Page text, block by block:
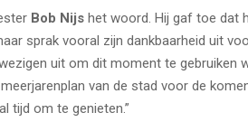
Bob Nijs het woord. Hij gaf toe dat
sprak vooral zijn dankbaarheid uit
uit om dit moment te gebruiken
van de stad voor de
tijd om te genieten.”